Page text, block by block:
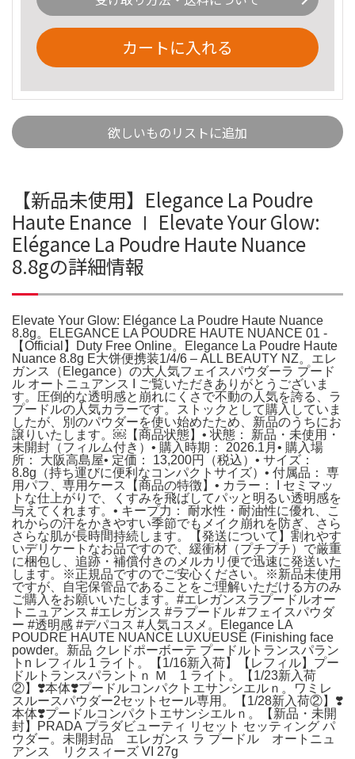
カートに入れる
欲しいものリストに追加
【新品未使用】Elegance La Poudre
Haute Enance Ⅰ Elevate Your Glow:
Elégance La Poudre Haute Nuance
8.8gの詳細情報
Elevate Your Glow: Elégance La Poudre Haute Nuance
8.8g。ELEGANCE LA POUDRE HAUTE NUANCE 01 -
【Official】Duty Free Online。Elegance La Poudre Haute
Nuance 8.8g E大饼便携装1/4/6 – ALL BEAUTY NZ。エレ
ガンス（Elegance）の大人気フェイスパウダーラ プード
ル オートニュアンス I ご覧いただきありがとうございま
す。圧倒的な透明感と崩れにくさで不動の人気を誇る、ラ
プードルの人気カラーです。ストックとして購入していま
したが、別のパウダーを使い始めたため、新品のうちにお
譲りいたします。￼【商品状態】• 状態： 新品・未使用・
未開封（フィルム付き）• 購入時期： 2026.1月• 購入場
所： 大阪高島屋• 定価： 13,200円（税込）• サイズ：
8.8g（持ち運びに便利なコンパクトサイズ）• 付属品： 専
用パフ、専用ケース【商品の特徴】• カラー： I セミマッ
トな仕上がりで、くすみを飛ばしてパッと明るい透明感を
与えてくれます。• キープ力： 耐水性・耐油性に優れ、こ
れからの汗をかきやすい季節でもメイク崩れを防ぎ、さら
さらな肌が長時間持続します。【発送について】割れやす
いデリケートなお品ですので、緩衝材（プチプチ）で厳重
に梱包し、追跡・補償付きのメルカリ便で迅速に発送いた
します。※正規品ですのでご安心ください。※新品未使用
ですが、自宅保管品であることをご理解いただける方のみ
ご購入をお願いいたします。#エレガンスラプードルオー
トニュアンス #エレガンス #ラプードル #フェイスパウダ
ー #透明感 #デパコス #人気コスメ。Elegance LA
POUDRE HAUTE NUANCE LUXUEUSE (Finishing face
powder。新品 クレドポーボーテ プードルトランスパラン
トn レフィル 1 ライト。【1/16新入荷】【レフィル】プー
ドルトランスパラントｎ Ｍ 1 ライト。【1/23新入荷
②】❣️本体❣️プードルコンパクトエサンシエルｎ。ワミレ
スルースパウダー2セットセール専用。【1/28新入荷②】❣️
本体❣️プードルコンパクトエサンシエルｎ。【新品・未開
封】PRADA プラダビューティ リセット セッティング パ
ウダー。未開封品 エレガンス ラ プードル オートニュ
アンス リクスィーズ VI 27g